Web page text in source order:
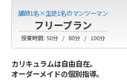
講師1名×生徒1名のマンツーマン
フリープラン
授業時間: 50分 80分 100分
カリキュラムは自由自在。
オーダーメイドの個別指導。